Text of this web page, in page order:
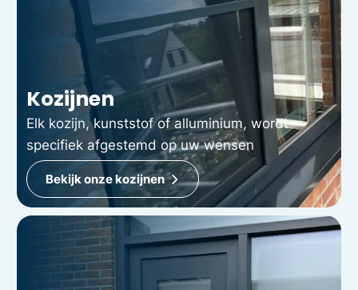
Kozijnen
Elk kozijn, kunststof of alluminium, wordt
specifiek afgestemd op uw wensen
Bekijk onze kozijnen